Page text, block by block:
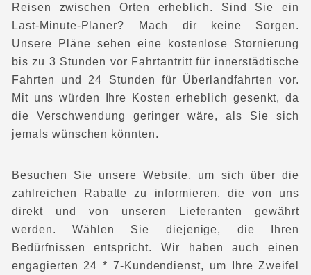
Reisen zwischen Orten erheblich. Sind Sie ein
Last-Minute-Planer? Mach dir keine Sorgen.
Unsere Pläne sehen eine kostenlose Stornierung
bis zu 3 Stunden vor Fahrtantritt für innerstädtische
Fahrten und 24 Stunden für Überlandfahrten vor.
Mit uns würden Ihre Kosten erheblich gesenkt, da
die Verschwendung geringer wäre, als Sie sich
jemals wünschen könnten.
Besuchen Sie unsere Website, um sich über die
zahlreichen Rabatte zu informieren, die von uns
direkt und von unseren Lieferanten gewährt
werden. Wählen Sie diejenige, die Ihren
Bedürfnissen entspricht. Wir haben auch einen
engagierten 24 * 7-Kundendienst, um Ihre Zweifel